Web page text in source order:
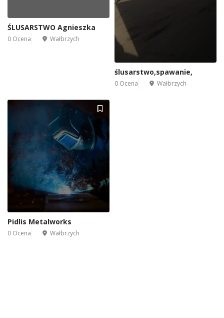
ŚLUSARSTWO Agnieszka
0 Ocena Wałbrzych
ślusarstwo,spawanie,
0 Ocena Wałbrzych
Pidlis Metalworks
0 Ocena Wałbrzych